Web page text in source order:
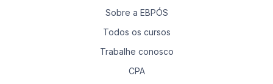
Sobre a EBPÓS
Todos os cursos
Trabalhe conosco
CPA